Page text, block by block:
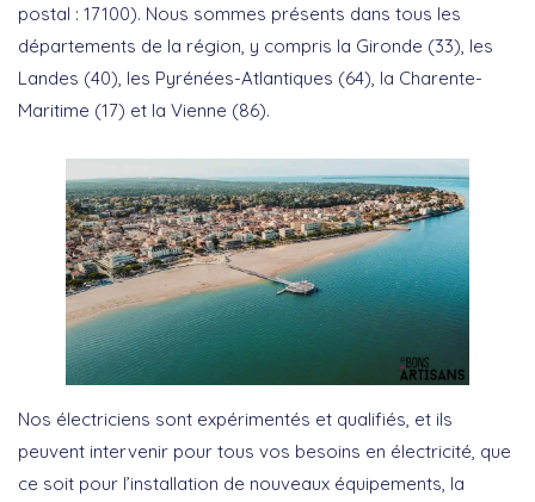
postal : 17100). Nous sommes présents dans tous les
départements de la région, y compris la Gironde (33), les
Landes (40), les Pyrénées-Atlantiques (64), la Charente-
Maritime (17) et la Vienne (86).
Nos électriciens sont expérimentés et qualifiés, et ils
peuvent intervenir pour tous vos besoins en électricité, que
ce soit pour l’installation de nouveaux équipements, la